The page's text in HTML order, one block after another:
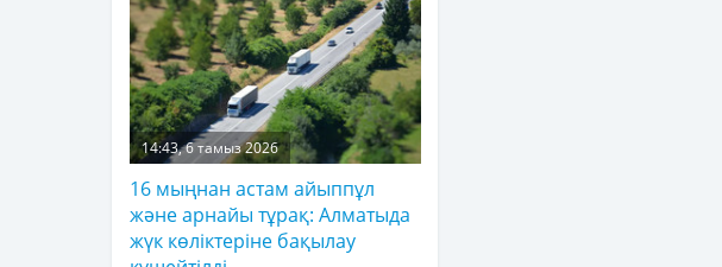
14:43, 6 тамыз 2026
16 мыңнан астам айыппұл
және арнайы тұрақ: Алматыда
жүк көліктеріне бақылау